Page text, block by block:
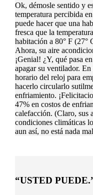
Ok, démosle sentido y
temperatura percibida
puede hacer que una
fresca que la
habitación a 80° F (27°
Ahora, su aire
¡Genial! ¿Y, qué pasa
apagar su ventilador.
horario del reloj para
hacerlo circularlo
enfriamiento.
47% en costos de
calefacción. (Claro, sus
condiciones climáticas
aun así, no está nada
“USTED